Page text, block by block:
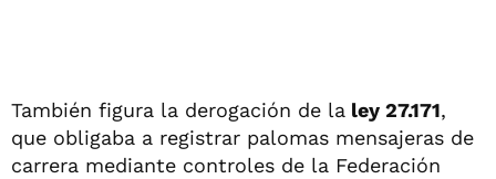
También figura la derogación de la ley 27.171,
que obligaba a registrar palomas mensajeras de
carrera mediante controles de la Federación